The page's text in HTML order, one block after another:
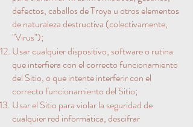
defectos, caballos de Troya u otros elementos
de naturaleza destructiva (colectivamente,
"Virus");
Usar cualquier dispositivo, software o rutina
que interfiera con el correcto funcionamiento
del Sitio, o que intente interferir con el
correcto funcionamiento del Sitio;
Usar el Sitio para violar la seguridad de
cualquier red informática, descifrar